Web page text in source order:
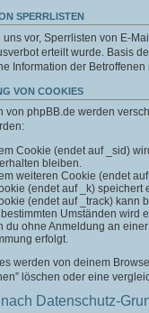
SPERRLISTEN
uns vor, Sperrlisten von E-
erteilt wurde. Basis
Information der
VON COOKIES
von phpBB.de werden
Cookie (endet auf _sid)
bleiben.
weiteren Cookie (endet
(endet auf _k)
(endet auf _track) kann
Umständen wird
du ohne Anmeldung an
erfolgt.
werden von deinem
löschen oder eine
Datenschutz-